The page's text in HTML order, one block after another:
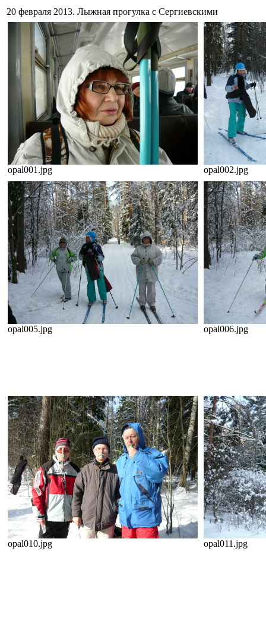
20 февраля 2013. Лыжная прогулка с Сергиевскими
opal001.jpg opal002.jpg
opal005.jpg opal006.jpg
opal010.jpg opal011.jpg